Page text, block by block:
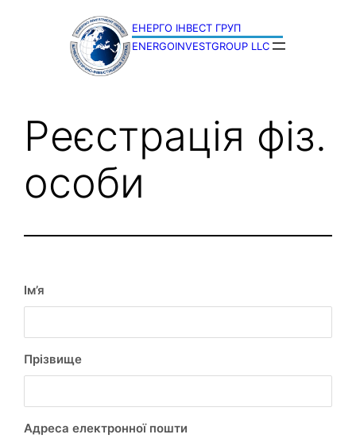
ENERGOINVESTGROUP LLC
Реєстрація фіз.
особи
Ім’я
Прізвище
Адреса електронної пошти